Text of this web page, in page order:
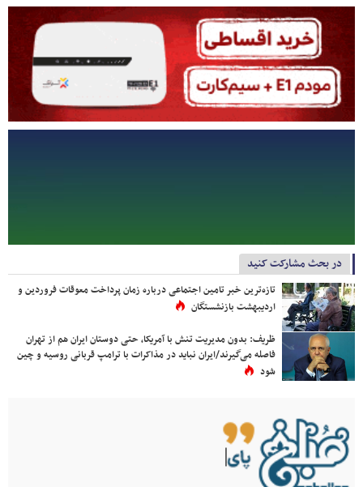
در بحث مشارکت کنید
تازه‌ترین خبر تامین اجتماعی درباره زمان پرداخت معوقات فروردین و
اردیبهشت بازنشستگان
ظریف: بدون مدیریت تنش با آمریکا، حتی دوستان ایران هم از تهران
فاصله می‌گیرند/ایران نباید در مذاکرات با ترامپ قربانی روسیه و چین
شود